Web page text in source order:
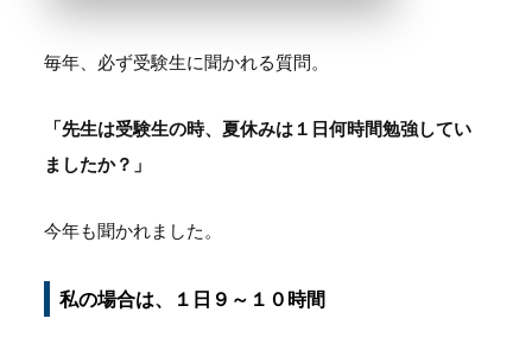
毎年、必ず受験生に聞かれる質問。
「先生は受験生の時、夏休みは１日何時間勉強してい
ましたか？」
今年も聞かれました。
私の場合は、１日９～１０時間